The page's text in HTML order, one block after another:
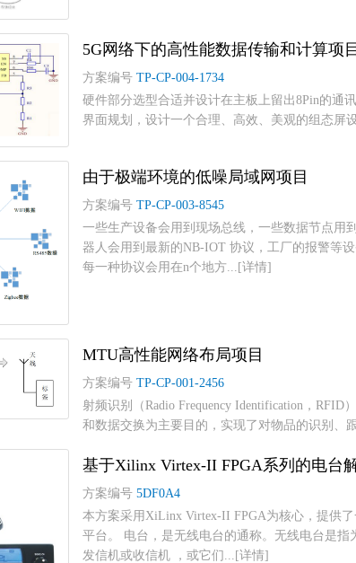
5G网络下的高性能数据传输和计算项
方案编号 TP-CP-004-1734
硬件部分选型合适并设计在主板上留出8Pin的通
界面规划，设计一个合理、高效、美观的组态屏
由于极端环境的低噪局域网项目
方案编号 TP-CP-003-8545
一些生产设备会用到现场总线，一些数据节点用
器人会用到最新的NB-IOT 协议，工厂的报警等
每一种协议会用在n个地方...[详情]
MTU高性能网络布局项目
方案编号 TP-CP-001-2456
射频识别（Radio Frequency Identification，
和数据交换为主要目的，实现了对物品的识别、
基于Xilinx Virtex-II FPGA系列的电台
方案编号 5DF0A4
本方案采用XiLinx Virtex-II FPGA为核心，提供
平台。 电台，是无线电台的通称。无线电台是
发信机或收信机 ，或它们...[详情]